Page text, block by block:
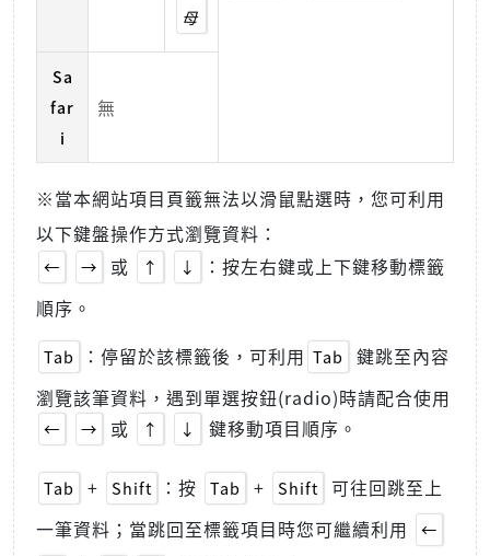
母
Sa
far
i
無
※當本網站項目頁籤無法以滑鼠點選時，您可利用
以下鍵盤操作方式瀏覽資料：
← → 或 ↑ ↓
：按左右鍵或上下鍵移動標籤
順序。
Tab ：停留於該標籤後，可利用 Tab
鍵跳至內容
瀏覽該筆資料，遇到單選按鈕(radio)時請配合使用
← → 或 ↑ ↓ 鍵移動項目順序。
Tab + Shift ：按 Tab + Shift
可往回跳至上
一筆資料；當跳回至標籤項目時您可繼續利用
←